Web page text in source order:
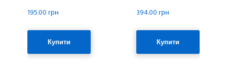
195.00 грн
Купити
394.00 грн
Купити